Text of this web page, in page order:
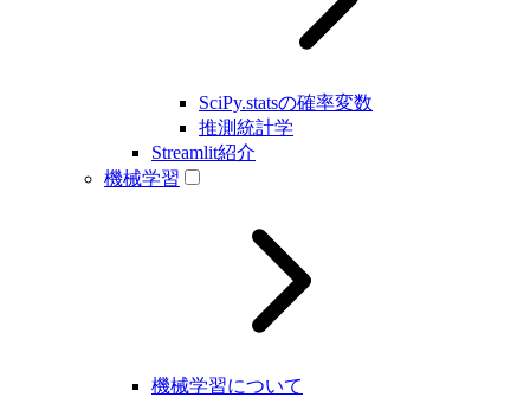
SciPy.statsの確率変数
推測統計学
Streamlit紹介
機械学習
機械学習について